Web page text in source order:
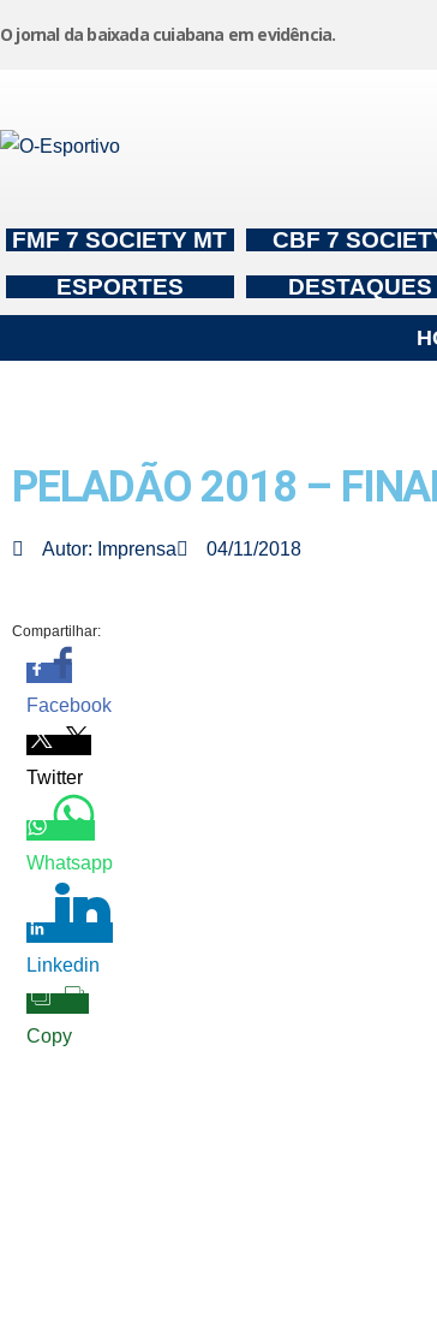
o
O jornal da baixada cuiabana em evidência.
FMF 7 SOCIETY MT CBF 7
ESPORTES
DESTAQUES
PELADÃO 2018 –
Autor: Imprensa 04/11/2018
Compartilhar:
Facebook
Twitter
Whatsapp
Linkedin
Copy